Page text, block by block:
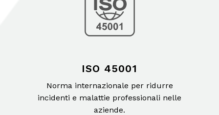
ISO 45001
Norma internazionale per ridurre
incidenti e malattie professionali nelle
aziende.